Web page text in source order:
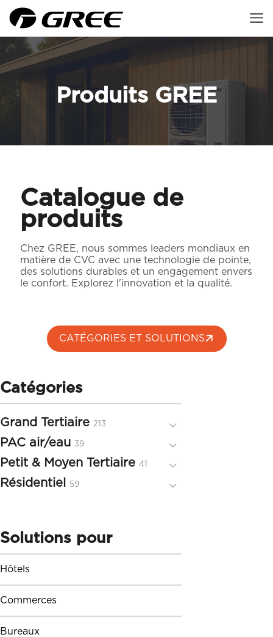
Produits GREE
Catalogue de
produits
Chez GREE, nous sommes leaders mondiaux en
matière de CVC avec une technologie de pointe,
des solutions durables et un engagement envers
le confort. Explorez l'innovation et la qualité.
CATÉGORIES ET SOLUTIONS
Catégories
Grand Tertiaire 213
PAC air/eau 3939
Petit & Moyen Tertiaire 41
Résidentiel 5959
Solutions pour
Hôtels
Commerces
Bureaux